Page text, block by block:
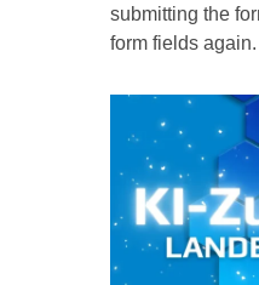
submitting the
form fields again.